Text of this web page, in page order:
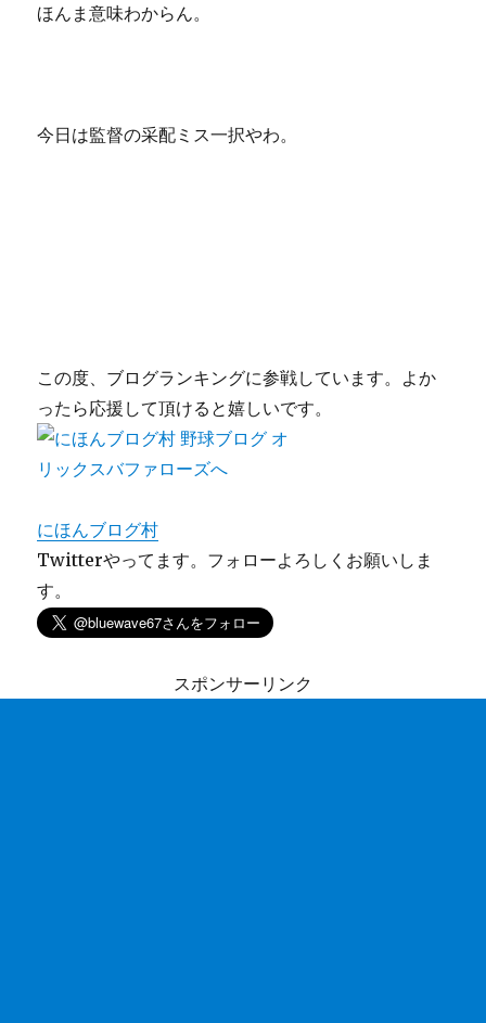
ほんま意味わからん。
今日は監督の采配ミス一択やわ。
この度、ブログランキングに参戦しています。よか
ったら応援して頂けると嬉しいです。
にほんブログ村
Twitterやってます。フォローよろしくお願いしま
す。
スポンサーリンク